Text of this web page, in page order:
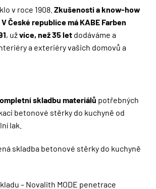
v roce 1908. Zkušenosti a know-how
V České republice má KABE Farben
, užvíce, než 35 let dodáváme a
a exteriéry vašich domovů a
skladbu materiálů potřebných
betonové stěrky do kuchyně od
lak.
skladba betonové stěrky do kuchyně
– Novalith MODE penetrace